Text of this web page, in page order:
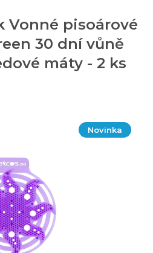
Vonné pisoárové
30 dní vůně
máty - 2 ks
Novinka